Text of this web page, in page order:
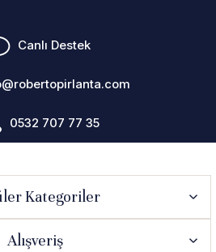
Canlı Destek
0532 707 77 35
Kategoriler
Alışveriş